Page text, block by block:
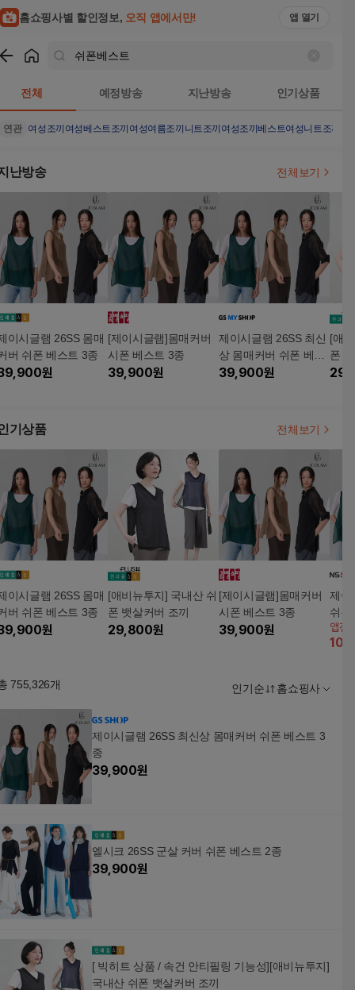
홈쇼핑사별 할인정보, 오직 앱에서만! 앱 열기
전체 예정방송 지난방송 인기상품
연관 여성조끼 여성베스트조끼 여성여름조끼 니트조끼 여성조끼베스트여성니트조끼
난방송 전체보기
이시글램 26SS 몸매
버 쉬폰 베스트 3종
원
[제이시글램]몸매커버
시폰 베스트 3종
39,900원
제이시글램 26SS 최신
상 몸매커버 쉬폰 베스
트 3종
39,900원
[애
폰
기상품 전체보기
이시글램 26SS 몸매
버 쉬폰 베스트 3종
원
[애비뉴투지] 국내산 쉬
폰 뱃살커버 조끼
29,800원
[제이시글램]몸매커버
시폰 베스트 3종
39,900원
제이
쉬폰
+구
앱전
10
755,326개 인기순 홈쇼핑사
제이시글램 26SS 최신상 몸매커버 쉬폰 베스트 3
종
39,900원
엘시크 26SS 군살 커버 쉬폰 베스트 2종
39,900원
[ 빅히트 상품 / 속건 안티필링 기능성][애비뉴투지]
국내산 쉬폰 뱃살커버 조끼